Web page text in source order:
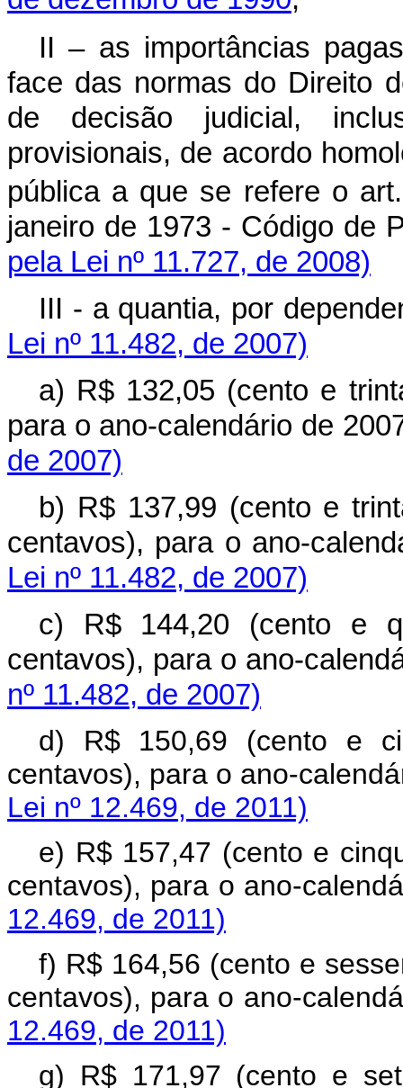
II – as importâncias
face das normas do Direito
de decisão judicial,
provisionais, de acordo
pública a que se refere o
janeiro de 1973 - Código
pela Lei nº 11.727, de 2008)
III - a quantia, por
Lei nº 11.482, de 2007)
a) R$ 132,05 (cento e
para o ano-calendário de
de 2007)
b) R$ 137,99 (cento e
centavos), para o ano-
Lei nº 11.482, de 2007)
c) R$ 144,20 (cento e
centavos), para o ano-
nº 11.482, de 2007)
d) R$ 150,69 (cento e
centavos), para o ano-
Lei nº 12.469, de 2011)
e) R$ 157,47 (cento e
centavos), para o ano-
12.469, de 2011)
f) R$ 164,56 (cento e
centavos), para o ano-
12.469, de 2011)
g) R$ 171,97 (cento e